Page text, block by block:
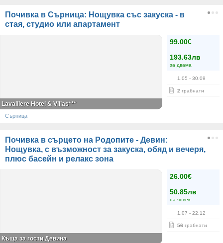
Почивка в Сърница: Нощувка със закуска - в
стая, студио или апартамент
99.00€
193.63лв
за двама
1.05 - 30.09
2 грабнати
Lavalliere Hotel & Villas***
Сърница
Почивка в сърцето на Родопите - Девин:
Нощувка, с възможност за закуска, обяд и вечеря,
плюс басейн и релакс зона
26.00€
50.85лв
на човек
1.07 - 22.12
56 грабнати
Къща за гости Девина